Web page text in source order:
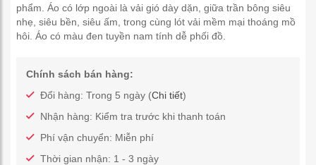
phẩm. Áo có lớp ngoài là vải gió dày dặn, giữa trần bông siêu
nhẹ, siêu bền, siêu ấm, trong cùng lót vải mềm mại thoáng mồ
hôi. Áo có màu đen tuyền nam tính dễ phối đồ.
Chính sách bán hàng:
Đổi hàng: Trong 5 ngày (Chi tiết)
Nhận hàng: Kiểm tra trước khi thanh toán
Phí vận chuyển: Miễn phí
Thời gian nhận: 1 - 3 ngày